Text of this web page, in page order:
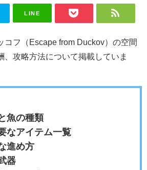
LINE
コフ（Escape from Duckov）の空間
、攻略方法について掲載していま
魚の種類
なアイテム一覧
進め方
器